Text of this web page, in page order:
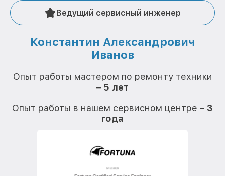
Ведущий сервисный инженер
Константин Александрович
Иванов
Опыт работы мастером по ремонту техники
– 5 лет
Опыт работы в нашем сервисном центре – 3
года